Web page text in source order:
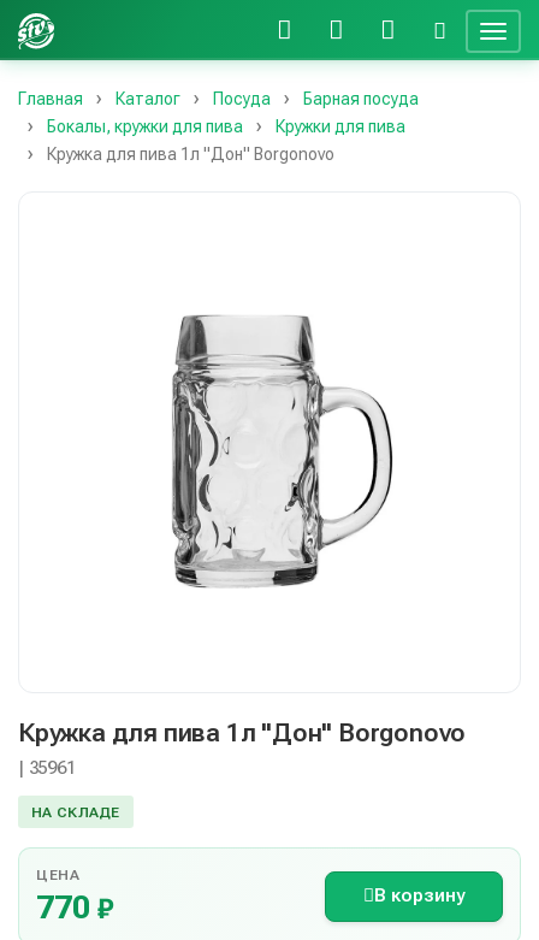
Главная Каталог Посуда
Барная посуда
Бокалы, кружки для пива
Кружки для пива
Кружка для пива 1л "Дон" Borgonovo
Кружка для пива 1л "Дон" Borgonovo
| 35961
НА СКЛАДЕ
ЦЕНА
770 ₽ В корзину